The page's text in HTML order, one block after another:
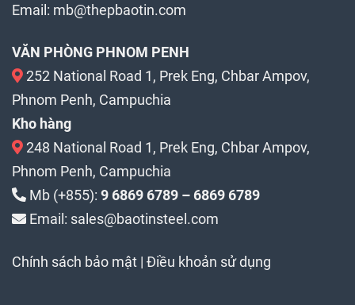
Email: mb@thepbaotin.com
VĂN PHÒNG PHNOM PENH
252 National Road 1, Prek Eng, Chbar Ampov,
Phnom Penh, Campuchia
Kho hàng
248 National Road 1, Prek Eng, Chbar Ampov,
Phnom Penh, Campuchia
Mb (+855): 9 6869 6789 – 6869 6789
Email: sales@baotinsteel.com
Chính sách bảo mật | Điều khoản sử dụng